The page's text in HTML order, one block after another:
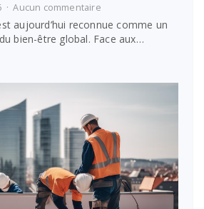
Aucun commentairesur
mentale
:
soin
aujourd’hui reconnue comme un
bien-être global. Face aux…